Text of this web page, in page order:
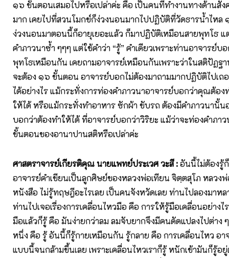
๑๖ ขั้นตอนเสมอไปหรือเปล่าค่ะ คือ เป็นคนที่ทำงานทางด้านสัง
มาก เคยไปที่สวนโมกข์ก็ง่วงนอนมากไปปฏิบัติที่วัดธารน้ำไหล
ง่วงนอนมาตอนนี้ก็อายุเยอะแล้ว ก็มาปฏิบัติเหมือนสายพุทโธ แ
คำภาวนาซ้ำ ๆๆๆ แต่ใช้คำว่า “รู้” คำเดียวเพราะท่านอาจารย์บ
พุทโธเหมือนกัน เคยถามอาจารย์เหมือนกันเพราะว่าในสติปัฏฐ
จะต้อง ๑๖ ขั้นตอน อาจารย์บอกไม่ต้องมาถามมากปฏิบัติไปเถ
ได้อย่างไร แม้กระทั่งการท่องคำภาวนาอาจารย์บอกว่าคุณต้อง
ให้ได้ หรือแม้กระทั่งทำอาหาร ซักผ้า ขับรถ ต้องมีคำภาวนานั้น
บอกว่าต้องทำให้ได้ ที่อาจารย์บอกว่าวิริยะ แม้ว่าจะท่องคำภา
ขั้นตอนของอานาปานสติหรือเปล่าค่ะ
ศาสตราจารย์เกียรติคุณ นายแพทย์ประเวศ วะสี :อันนี้ไม่ต้องรู้
อาจารย์คำเขียนเป็นลูกศิษย์ของหลวงพ่อเทียน จิตฺตสุโภ หลวงพ่
หนังสือ ไม่รู้ทฤษฎีอะไรเลย เป็นคนจังหวัดเลย ท่านไปลองมาห
ท่านไปเจอเรื่องการเคลื่อนไหวมือ คือ การให้รู้มือเคลื่อนอย่าง
มือแล้วก็รู้ คือ มันง่ายกว่าลม ลมจับยากจึงมีคนดัดแปลงไปต่าง
หนึ่ง คือ รู้ อันนี้ก็รู้กายเหมือนกัน รู้กลาย คือ การเคลื่อนไหว อา
แบบนี้จนกล้ามขึ้นเลย เพราะเคลื่อนไหวเราก็รู้ หนักเข้ามันก็รู้อ